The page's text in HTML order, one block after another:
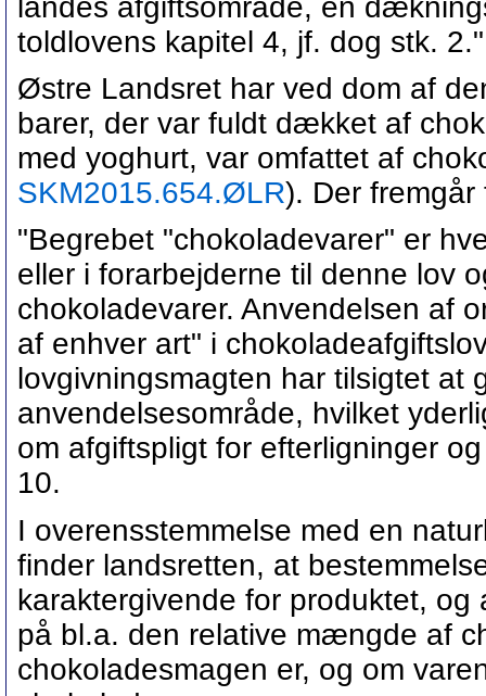
landes afgiftsområde, en
toldlovens kapitel 4, jf. dog stk. 2."
Østre Landsret har ved dom af
barer, der var fuldt dækket af
med yoghurt, var omfattet af
SKM2015.654.ØLR). Der
"Begrebet "chokoladevarer" er
eller i forarbejderne til denne lov
chokoladevarer. Anvendelsen af
af enhver art" i
lovgivningsmagten har tilsigtet at
anvendelsesområde, hvilket
om afgiftspligt for efterligninger
10.
I overensstemmelse med en
finder landsretten, at
karaktergivende for produktet,
på bl.a. den relative mængde af
chokoladesmagen er, og om